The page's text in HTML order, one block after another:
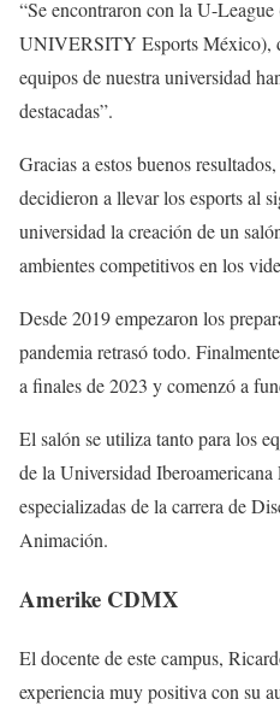
“Se encontraron con la U-League
UNIVERSITY Esports México),
equipos de nuestra universidad
destacadas”.
Gracias a estos buenos
decidieron a llevar los esports al
universidad la creación de un
ambientes competitivos en los
Desde 2019 empezaron los
pandemia retrasó todo.
a finales de 2023 y comenzó a
El salón se utiliza tanto para los
de la Universidad Iberoamericana
especializadas de la carrera de
Animación.
Amerike CDMX
El docente de este campus,
experiencia muy positiva con su